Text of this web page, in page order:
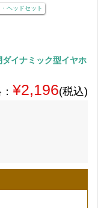
ヘッドセット
イナミック型イヤホ
¥2,196(税込)